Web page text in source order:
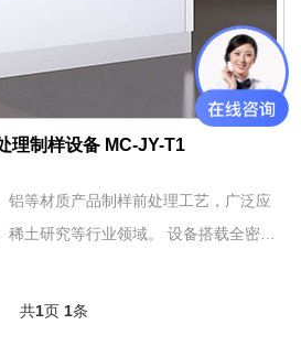
理制样设备 MC-JY-T1
铝等材质产品制样前处理工艺，广泛应
土研究等行业领域。 设备搭载全密封
有效规避作业安全隐患；自带残渣自动
共1页 1条